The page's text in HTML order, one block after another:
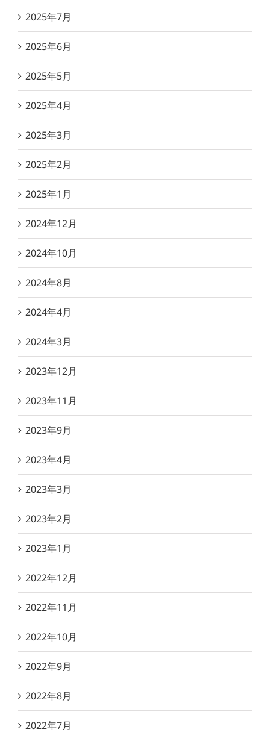
2025年7月
2025年6月
2025年5月
2025年4月
2025年3月
2025年2月
2025年1月
2024年12月
2024年10月
2024年8月
2024年4月
2024年3月
2023年12月
2023年11月
2023年9月
2023年4月
2023年3月
2023年2月
2023年1月
2022年12月
2022年11月
2022年10月
2022年9月
2022年8月
2022年7月